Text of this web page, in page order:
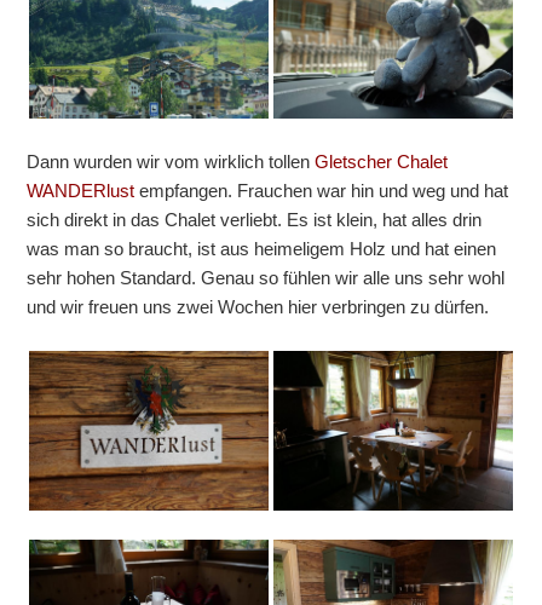
Dann wurden wir vom wirklich tollenGletscher Chalet
WANDERlust empfangen. Frauchen war hin und weg und hat
sich direkt in das Chalet verliebt. Es ist klein, hat alles drin
was man so braucht, ist aus heimeligem Holz und hat einen
sehr hohen Standard. Genau so fühlen wir alle uns sehr wohl
und wir freuen uns zwei Wochen hier verbringen zu dürfen.